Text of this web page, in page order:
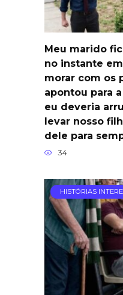
Meu marido
no instante
morar com os
apontou para
eu deveria
levar nosso
dele para
34
HISTÓRIAS